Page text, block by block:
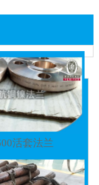
活套法兰